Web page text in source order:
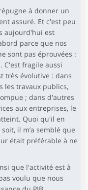
à donner un
assuré. Et c'est peu
aujourd'hui est
parce que nos
sont pas éprouvées :
C'est fragile aussi
très évolutive : dans
les travaux publics,
; dans d'autres
aux entreprises, le
Quoi qu'il en
il m’a semblé que
était préférable à ne
que l'activité est à
voulu que nous